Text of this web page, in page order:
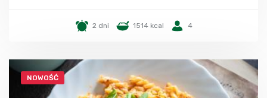
2 dni 1514 kcal 4
NOWOŚĆ